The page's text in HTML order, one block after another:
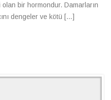
olan bir hormondur. Damarların
dengeler ve kötü […]